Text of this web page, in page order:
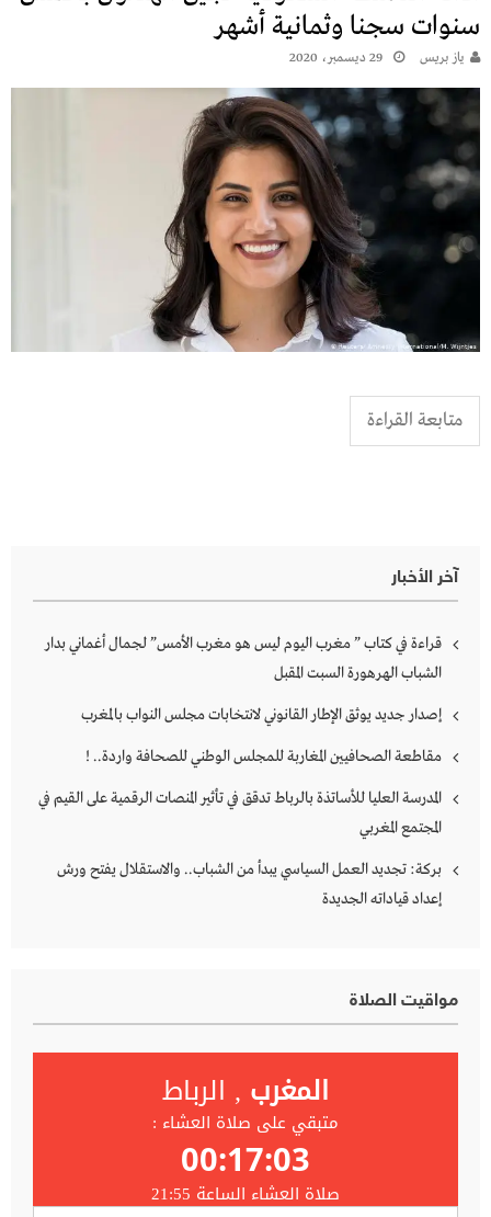
سنوات سجنا وثمانية أشهر
يـاز بريـس 29 ديسمبر، 2020
متابعة القراءة
آخر الأخبار
قراءة في كتاب ” مغرب اليوم ليس هو مغرب الأمس” لجمال أغماني بدار
الشباب الهرهورة السبت المقبل
إصدار جديد يوثق الإطار القانوني لانتخابات مجلس النواب بالمغرب
مقاطعة الصحافيين المغاربة للمجلس الوطني للصحافة واردة.. !
المدرسة العليا للأساتذة بالرباط تدقق في تأثير المنصات الرقمية على القيم في
المجتمع المغربي
بركة: تجديد العمل السياسي يبدأ من الشباب.. والاستقلال يفتح ورش
إعداد قياداته الجديدة
مواقيت الصلاة